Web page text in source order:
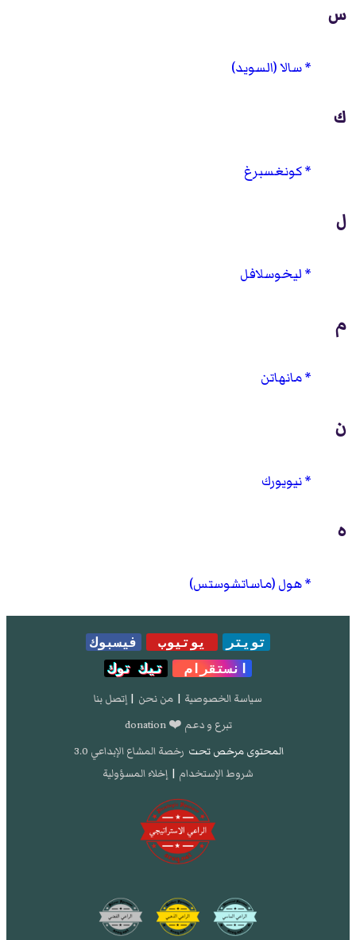
س
سالا (السويد)
ك
كونغسبرغ
ل
ليخوسلافل
م
مانهاتن
ن
نيويورك
ه
هول (ماساتشوستس)
تويتر يوتيوب
فيسبوك
انستقرام
تيك توك
سياسة الخصوصية | من نحن | إتصل بنا
تبرع و دعم ❤️ donation
المحتوى مرخص تحت رخصة المشاع الإبداعي 3.0
شروط الإستخدام | إخلاء المسؤولية